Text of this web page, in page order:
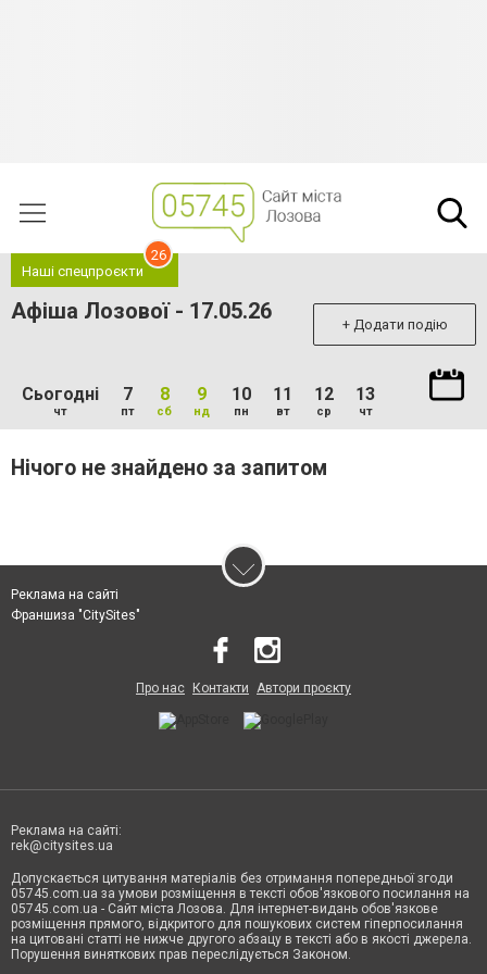
Наші спецпроєкти
26
Афіша Лозової - 17.05.26 + Додати подію
Сьогодні
чт
7
пт
8
сб
9
нд
10
пн
11
вт
12
ср
13
чт
Нічого не знайдено за запитом
Реклама на сайті
Франшиза "CitySites"
Про нас Контакти Автори проєкту
Реклама на сайті:
rek@citysites.ua
Допускається цитування матеріалів без отримання попередньої згоди
05745.com.ua за умови розміщення в тексті обов'язкового посилання на
05745.com.ua - Сайт міста Лозова. Для інтернет-видань обов'язкове
розміщення прямого, відкритого для пошукових систем гіперпосилання
на цитовані статті не нижче другого абзацу в тексті або в якості джерела.
Порушення виняткових прав переслідується Законом.